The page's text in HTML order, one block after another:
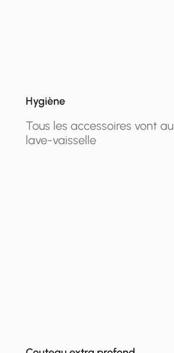
Hygiène
Tous les accessoires vont au
lave-vaisselle